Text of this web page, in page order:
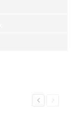
PreviousNext